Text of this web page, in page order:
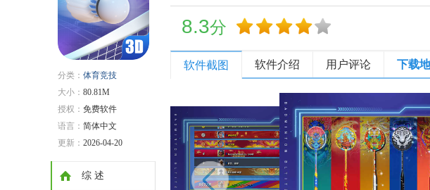
分类： 体育竞技
大小： 80.81M
授权： 免费软件
语言： 简体中文
更新： 2026-04-20
综 述
8.3分
软件截图 软件介绍 用户评论 下载